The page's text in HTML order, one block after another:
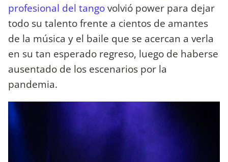
profesional del tangovolvió power para dejar
todo su talento frente a cientos de amantes
de la música y el baile que se acercan a verla
en su tan esperado regreso, luego de haberse
ausentado de los escenarios por la
pandemia.